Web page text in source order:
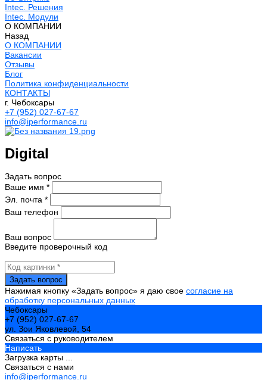
Intec. Решения
Intec. Модули
О КОМПАНИИ
Назад
О КОМПАНИИ
Вакансии
Отзывы
Блог
Политика конфиденциальности
КОНТАКТЫ
г. Чебоксары
+7 (952) 027-67-67
info@iperformance.ru
Digital
Задать вопрос
Ваше имя *
Эл. почта *
Ваш телефон
Ваш вопрос
Введите проверочный код
Нажимая кнопку «Задать вопрос» я даю свое согласие на
обработку персональных данных
Чебоксары
+7 (952) 027-67-67
ул. Зои Яковлевой, 54
Связаться с руководителем
Написать
Загрузка карты ...
Связаться с нами
info@iperformance.ru